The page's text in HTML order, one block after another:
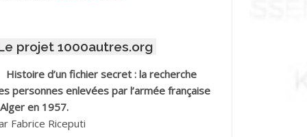
Ahmed
Mohamed ben Kaddour
Kouider
projet 1000autres.org
Histoire d’un fichier secret : la recherche
personnes enlevées par l’armée française
en 1957.
Fabrice Riceputi